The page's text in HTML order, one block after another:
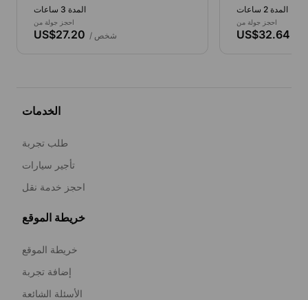
المدة 3 ساعات
احجز جولة من
US$27.20 / شخص
المدة 2 ساعات
احجز جولة من
US$32.64
الخدمات
طلب تجربة
تأجير سيارات
احجز خدمة نقل
خريطة الموقع
خريطة الموقع
إضافة تجربة
الأسئلة الشائعة